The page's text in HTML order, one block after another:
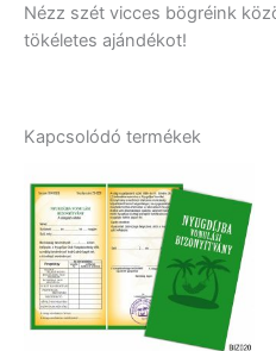
Nézz szét vicces bögréink
tökéletes ajándékot!
Kapcsolódó termékek